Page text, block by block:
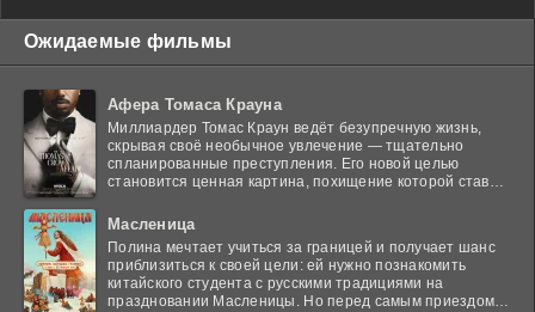
Ожидаемые фильмы
Афера Томаса Крауна
Миллиардер Томас Краун ведёт безупречную жизнь,
скрывая своё необычное увлечение — тщательно
спланированные преступления. Его новой целью
становится ценная картина, похищение которой ставит
Масленица
Полина мечтает учиться за границей и получает шанс
приблизиться к своей цели: ей нужно познакомить
китайского студента с русскими традициями на
праздновании Масленицы. Но перед самым приездом